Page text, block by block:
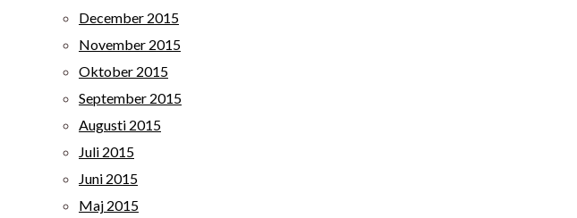
December 2015
November 2015
Oktober 2015
September 2015
Augusti 2015
Juli 2015
Juni 2015
Maj 2015